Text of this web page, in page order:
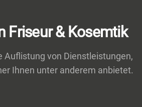
Friseur & Kosemtik
Auflistung von Dienstleistungen,
Ihnen unter anderem anbietet.